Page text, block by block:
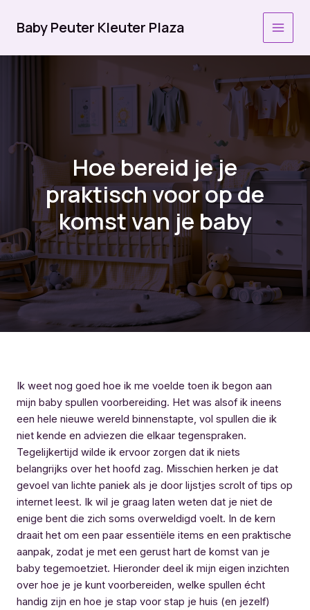
naar
inhoud
Baby Peuter Kleuter Plaza
Hoe bereid je je
praktisch voor op de
komst van je baby
Ik weet nog goed hoe ik me voelde toen ik begon aan
mijn baby spullen voorbereiding. Het was alsof ik ineens
een hele nieuwe wereld binnenstapte, vol spullen die ik
niet kende en adviezen die elkaar tegenspraken.
Tegelijkertijd wilde ik ervoor zorgen dat ik niets
belangrijks over het hoofd zag. Misschien herken je dat
gevoel van lichte paniek als je door lijstjes scrolt of tips op
internet leest. Ik wil je graag laten weten dat je niet de
enige bent die zich soms overweldigd voelt. In de kern
draait het om een paar essentiële items en een praktische
aanpak, zodat je met een gerust hart de komst van je
baby tegemoetziet. Hieronder deel ik mijn eigen inzichten
over hoe je je kunt voorbereiden, welke spullen écht
handig zijn en hoe je stap voor stap je huis (en jezelf)